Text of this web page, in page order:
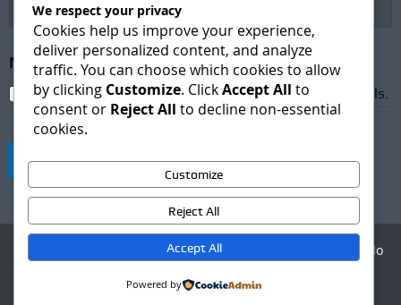
*
S
u
t
Newsletter Subscription *
I agree to receive newsletters and promotional emails.
Suscribirse
Agencia Digital - Desarrollo
We respect your privacy
Cookies help us improve your experience,
deliver personalized content, and analyze
traffic. You can choose which cookies to allow
by clicking Customize. ClickAccept All to
consent or Reject All to decline non-essential
cookies.
Customize
Reject All
Accept All
Powered by